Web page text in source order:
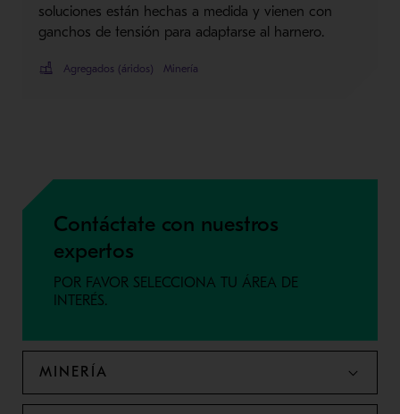
soluciones están hechas a medida y vienen con
ganchos de tensión para adaptarse al harnero.
Agregados (áridos) Minería
Contáctate con nuestros
expertos
POR FAVOR SELECCIONA TU ÁREA DE
INTERÉS.
MINERÍA